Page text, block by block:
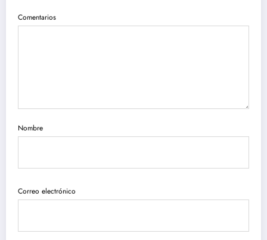
Comentarios
Nombre
Correo electrónico